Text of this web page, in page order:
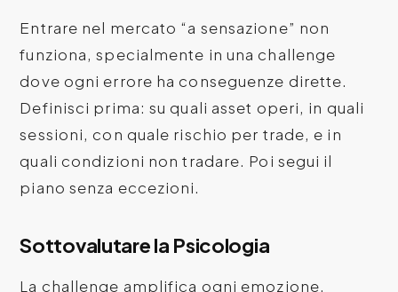
Entrare nel mercato “a sensazione” non
funziona, specialmente in una challenge
dove ogni errore ha conseguenze dirette.
Definisci prima: su quali asset operi, in quali
sessioni, con quale rischio per trade, e in
quali condizioni non tradare. Poi segui il
piano senza eccezioni.
Sottovalutare la Psicologia
La challenge amplifica ogni emozione.